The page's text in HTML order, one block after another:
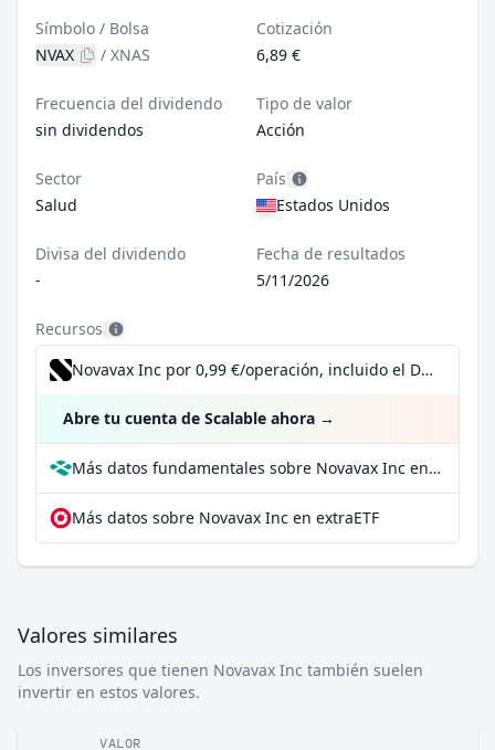
Símbolo / Bolsa
NVAX
/ XNAS
Cotización
6,89 €
Frecuencia del dividendo
sin dividendos
Tipo de valor
Acción
Sector
Salud
País
Estados Unidos
Divisa del dividendo
-
Fecha de resultados
5/11/2026
Recursos
Novavax Inc por 0,99 €/operación, incluido el Dividend Reinvestment Plan
Abre tu cuenta de Scalable ahora →
Más datos fundamentales sobre Novavax Inc en Parqet
Más datos sobre Novavax Inc en extraETF
Valores similares
Los inversores que tienen Novavax Inc también suelen
invertir en estos valores.
VALOR